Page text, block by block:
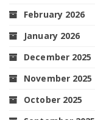
February 2026
January 2026
December 2025
November 2025
October 2025